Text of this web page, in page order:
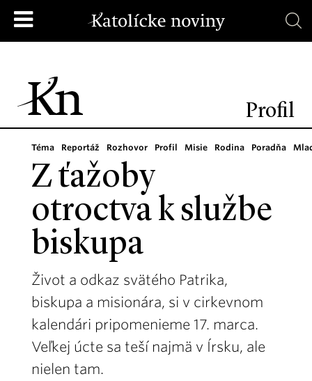
Profil
Téma Reportáž Rozhovor Profil Misie Rodina Poradňa
Z ťažoby
otroctva k službe
biskupa
Život a odkaz svätého Patrika,
biskupa a misionára, si v cirkevnom
kalendári pripomenieme 17. marca.
Veľkej úcte sa teší najmä v Írsku, ale
nielen tam.